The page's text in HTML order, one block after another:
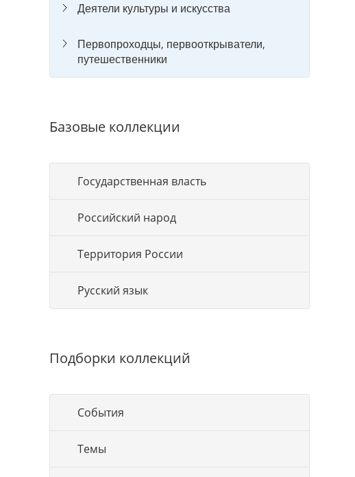
Деятели культуры и искусства
Первопроходцы, первооткрыватели,
путешественники
Базовые коллекции
Государственная власть
Российский народ
Территория России
Русский язык
Подборки коллекций
События
Темы